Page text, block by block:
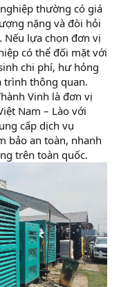
thường có giá
nặng và đòi hỏi
Nếu lựa chọn đơn vị
có thể đối mặt với
chi phí, hư hỏng
trình thông quan.
Vinh là đơn vị
Nam – Lào với
cấp dịch vụ
bảo an toàn, nhanh
trên toàn quốc.